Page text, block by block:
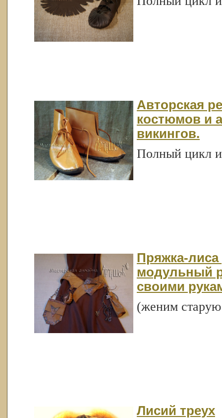
Авторская
костюмов и
викингов.
Полный цикл
Пряжка-
модульный
своими
(женим
Лисий треух